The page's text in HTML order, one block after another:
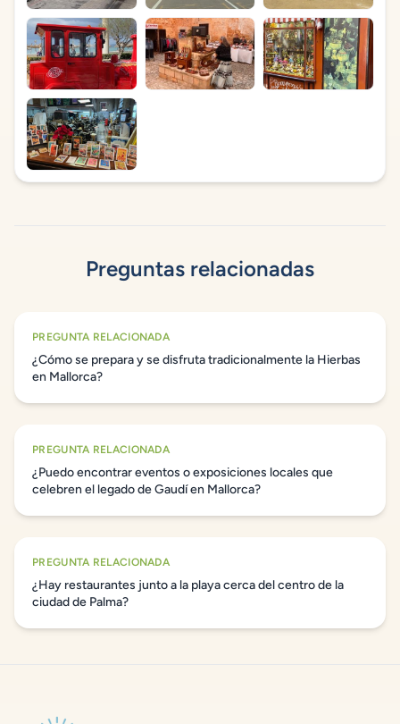
Preguntas relacionadas
PREGUNTA RELACIONADA
¿Cómo se prepara y se disfruta tradicionalmente la Hierbas
en Mallorca?
PREGUNTA RELACIONADA
¿Puedo encontrar eventos o exposiciones locales que
celebren el legado de Gaudí en Mallorca?
PREGUNTA RELACIONADA
¿Hay restaurantes junto a la playa cerca del centro de la
ciudad de Palma?